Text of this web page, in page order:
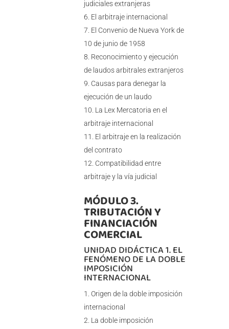
judiciales extranjeras
El arbitraje internacional
El Convenio de Nueva York de
10 de junio de 1958
Reconocimiento y ejecución
de laudos arbitrales extranjeros
Causas para denegar la
ejecución de un laudo
La Lex Mercatoria en el
arbitraje internacional
El arbitraje en la realización
del contrato
Compatibilidad entre
arbitraje y la vía judicial
MÓDULO 3.
TRIBUTACIÓN Y
FINANCIACIÓN
COMERCIAL
UNIDAD DIDÁCTICA 1. EL
FENÓMENO DE LA DOBLE
IMPOSICIÓN
INTERNACIONAL
Origen de la doble imposición
internacional
La doble imposición